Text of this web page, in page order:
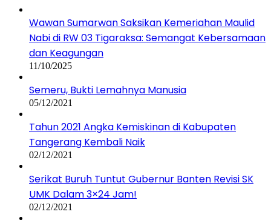
Wawan Sumarwan Saksikan Kemeriahan Maulid
Nabi di RW 03 Tigaraksa: Semangat Kebersamaan
dan Keagungan
11/10/2025
Semeru, Bukti Lemahnya Manusia
05/12/2021
Tahun 2021 Angka Kemiskinan di Kabupaten
Tangerang Kembali Naik
02/12/2021
Serikat Buruh Tuntut Gubernur Banten Revisi SK
UMK Dalam 3×24 Jam!
02/12/2021